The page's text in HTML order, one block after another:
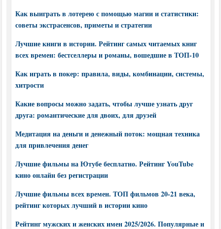
Как выиграть в лотерею с помощью магии и статистики:
советы экстрасенсов, приметы и стратегии
Лучшие книги в истории. Рейтинг самых читаемых книг
всех времен: бестселлеры и романы, вошедшие в ТОП-10
Как играть в покер: правила, виды, комбинации, системы,
хитрости
Какие вопросы можно задать, чтобы лучше узнать друг
друга: романтические для двоих, для друзей
Медитация на деньги и денежный поток: мощная техника
для привлечения денег
Лучшие фильмы на Ютубе бесплатно. Рейтинг YouTube
кино онлайн без регистрации
Лучшие фильмы всех времен. ТОП фильмов 20-21 века,
рейтинг которых лучший в истории кино
Рейтинг мужских и женских имен 2025/2026. Популярные и